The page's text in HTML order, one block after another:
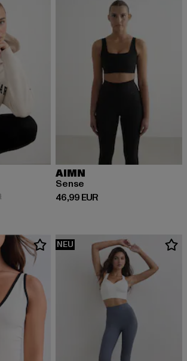
EUR
Aktionspreis: 79,99 EUR
AIMN
Sense
46,99 EUR
Derzeitiger Preis: 46,99 EUR
NEU